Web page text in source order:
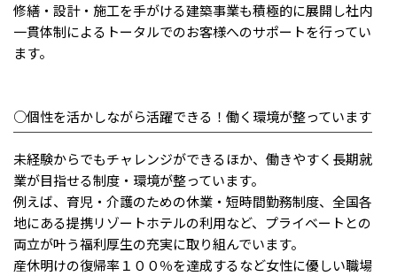
修繕・設計・施工を手がける建築事業も積極的に展開し社内
一貫体制によるトータルでのお客様へのサポートを行ってい
ます。
○個性を活かしながら活躍できる！働く環境が整っています
￣￣￣￣￣￣￣￣￣￣￣￣￣￣￣￣￣￣￣￣￣￣￣￣￣￣￣
未経験からでもチャレンジができるほか、働きやすく長期就
業が目指せる制度・環境が整っています。
例えば、育児・介護のための休業・短時間勤務制度、全国各
地にある提携リゾートホテルの利用など、プライベートとの
両立が叶う福利厚生の充実に取り組んでいます。
産休明けの復帰率１００％を達成するなど女性に優しい職場
ご利用ガイド
メニューを閉じる